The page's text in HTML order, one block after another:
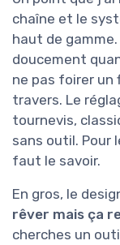
chaîne et le
haut de
doucement
ne pas foirer un
travers. Le
tournevis,
sans outil. Pour
faut le savoir.
En gros, le
rêver mais ça
cherches un